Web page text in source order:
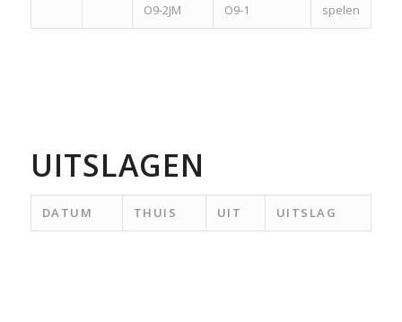
O9-2JM
O9-1
spelen
UITSLAGEN
DATUM THUIS UIT UITSLAG